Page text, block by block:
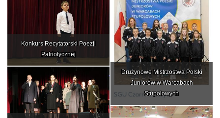
Drużynowe Mistrzostwa Polski
Juniorów w Warcabach
Stupolowych
Konkurs Recytatorski Poezji
Patriotycznej